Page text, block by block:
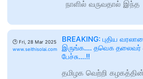
நாளில் வருவதால் இந்த
🕑 Fri, 28 Mar 2025
www.seithisolai.com
BREAKING: புதிய
இருங்க…. தவெக தலைவர்
பேச்சு….!!
தமிழக வெற்றி